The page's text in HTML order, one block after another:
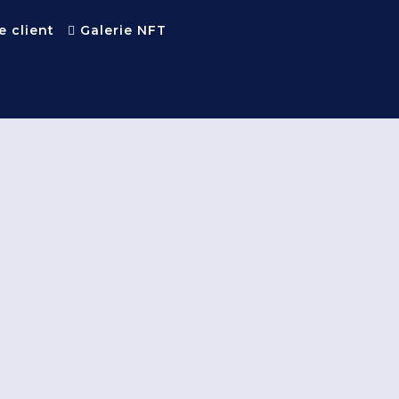
client Galerie NFT